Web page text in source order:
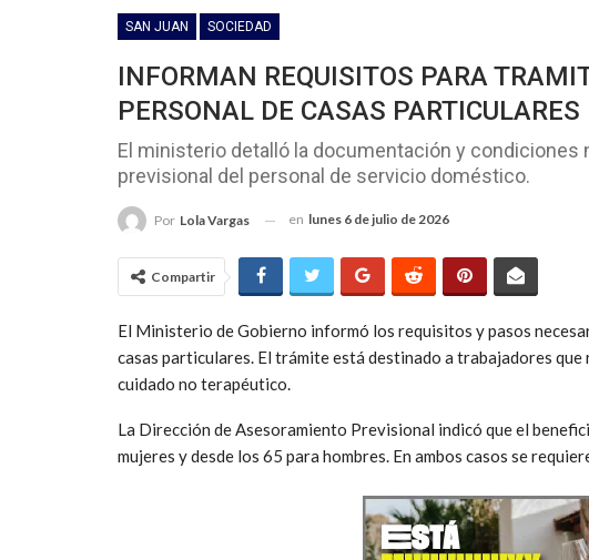
SAN JUAN SOCIEDAD
INFORMAN REQUISITOS PARA
PERSONAL DE CASAS PARTICULARES
El ministerio detalló la documentación y condiciones
previsional del personal de servicio doméstico.
Por Lola Vargas en lunes 6 de julio de 2026
Compartir
El Ministerio de Gobierno informó los requisitos y pasos
casas particulares. El trámite está destinado a trabajadores
cuidado no terapéutico.
La Dirección de Asesoramiento Previsional indicó que el
mujeres y desde los 65 para hombres. En ambos casos se